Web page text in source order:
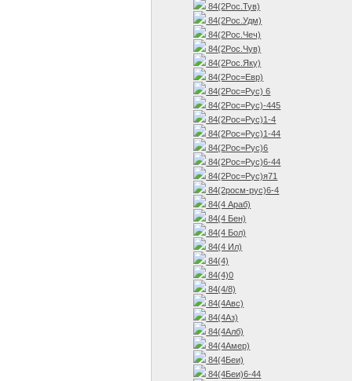
84(2Рос.Тув)
84(2Рос.Удм)
84(2Рос.Чеч)
84(2Рос.Чув)
84(2Рос.Яку)
84(2Рос=Евр)
84(2Рос=Рус) 6
84(2Рос=Рус)-445
84(2Рос=Рус)1-4
84(2Рос=Рус)1-44
84(2Рос=Рус)6
84(2Рос=Рус)6-44
84(2Рос=Рус)я71
84(2росм-рус)6-4
84(4 Араб)
84(4 Бен)
84(4 Бол)
84(4 Ил)
84(4)
84(4)0
84(4/8)
84(4Авс)
84(4Аз)
84(4Алб)
84(4Амер)
84(4Беи)
84(4Беи)6-44